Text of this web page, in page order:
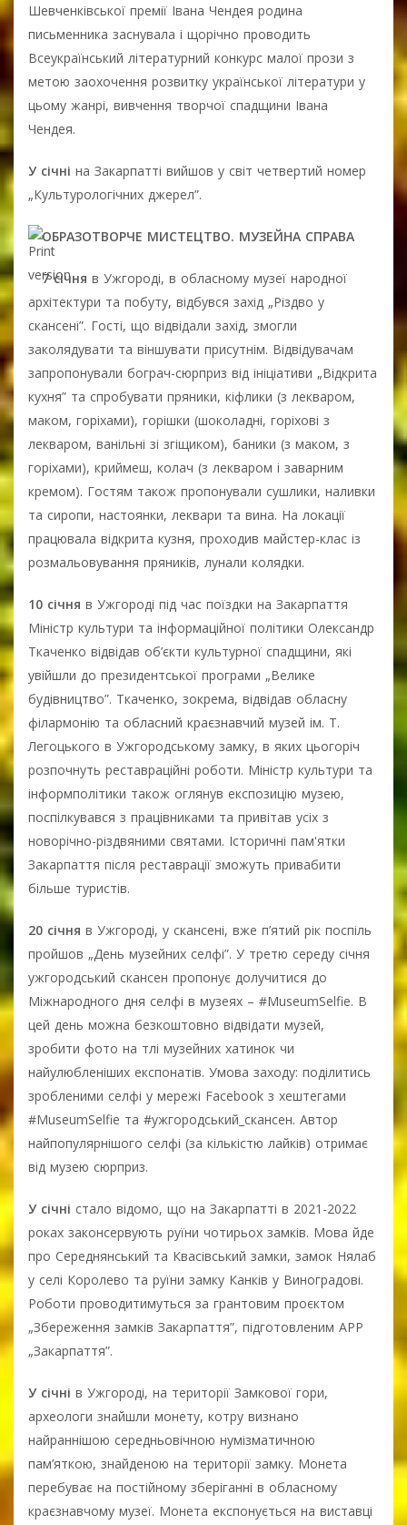
Шевченківської премії Івана Чендея родина
письменника заснувала і щорічно проводить
Всеукраїнський літературний конкурс малої прози з
метою заохочення розвитку української літератури у
цьому жанрі, вивчення творчої спадщини Івана
Чендея.
У січні на Закарпатті вийшов у світ четвертий номер
„Культурологічних джерел”.
ОБРАЗОТВОРЧЕ МИСТЕЦТВО. МУЗЕЙНА СПРАВА
7 січня в Ужгороді, в обласному музеї народної
архітектури та побуту, відбувся захід „Різдво у
скансені”. Гості, що відвідали захід, змогли
заколядувати та віншувати присутнім. Відвідувачам
запропонували бограч-сюрприз від ініціативи „Відкрита
кухня” та спробувати пряники, кіфлики (з лекваром,
маком, горіхами), горішки (шоколадні, горіхові з
лекваром, ванільні зі згіщиком), баники (з маком, з
горіхами), криймеш, колач (з лекваром і заварним
кремом). Гостям також пропонували сушлики, наливки
та сиропи, настоянки, леквари та вина. На локації
працювала відкрита кузня, проходив майстер-клас із
розмальовування пряників, лунали колядки.
10 січня в Ужгороді під час поїздки на Закарпаття
Міністр культури та інформаційної політики Олександр
Ткаченко відвідав об’єкти культурної спадщини, які
увійшли до президентської програми „Велике
будівництво”. Ткаченко, зокрема, відвідав обласну
філармонію та обласний краєзнавчий музей ім. Т.
Легоцького в Ужгородському замку, в яких цьогоріч
розпочнуть реставраційні роботи. Міністр культури та
інформполітики також оглянув експозицію музею,
поспілкувався з працівниками та привітав усіх з
новорічно-різдвяними святами. Історичні пам'ятки
Закарпаття після реставрації зможуть привабити
більше туристів.
20 січня в Ужгороді, у скансені, вже п’ятий рік поспіль
пройшов „День музейних селфі”. У третю середу січня
ужгородський скансен пропонує долучитися до
Міжнародного дня селфі в музеях – #MuseumSelfie. В
цей день можна безкоштовно відвідати музей,
зробити фото на тлі музейних хатинок чи
найулюбленіших експонатів. Умова заходу: поділитись
зробленими селфі у мережі Facebook з хештегами
#MuseumSelfie та #ужгородський_скансен. Автор
найпопулярнішого селфі (за кількістю лайків) отримає
від музею сюрприз.
У січні стало відомо, що на Закарпатті в 2021-2022
роках законсервують руїни чотирьох замків. Мова йде
про Середнянський та Квасівський замки, замок Нялаб
у селі Королево та руїни замку Канків у Виноградові.
Роботи проводитимуться за грантовим проєктом
„Збереження замків Закарпаття”, підготовленим АРР
„Закарпаття”.
У січні в Ужгороді, на території Замкової гори,
археологи знайшли монету, котру визнано
найраннішою середньовічною нумізматичною
пам’яткою, знайденою на території замку. Монета
перебуває на постійному зберіганні в обласному
краєзнавчому музеї. Монета експонується на виставці